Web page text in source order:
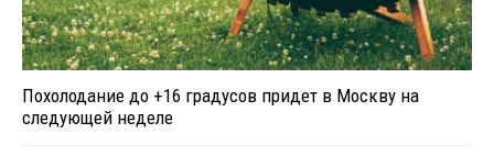
Похолодание до +16 градусов придет в Москву на
следующей неделе